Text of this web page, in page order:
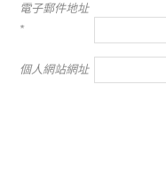
電子郵件地址
*
個人網站網址